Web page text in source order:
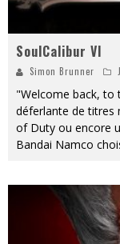
SoulCalibur VI
Simon Brunner
"Welcome back, to
déferlante de titres
of Duty ou encore
Bandai Namco